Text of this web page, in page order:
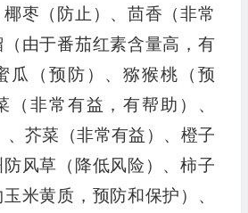
椰枣（防止）、茴香（非常
由于番茄红素含量高，有
瓜（预防）、猕猴桃（预
（非常有益，有帮助）、
、芥菜（非常有益）、橙子
防风草（降低风险）、柿子
玉米黄质，预防和保护）、